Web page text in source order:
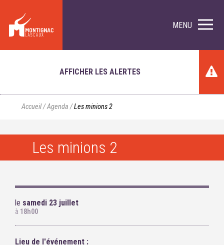
MENU
AFFICHER LES ALERTES
Accueil/Agenda /Les minions 2
Les minions 2
le samedi 23 juillet
à 18h00
Lieu de l'événement :